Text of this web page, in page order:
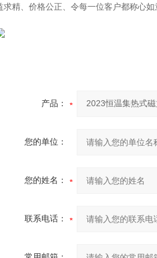
求精、价格公正、令每一位客户都称心如
产品：
您的单位：
您的姓名：
联系电话：